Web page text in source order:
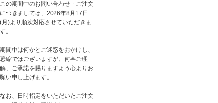
この期間中のお問い合わせ・ご注文
につきましては、2026年8月17日
(月)より順次対応させていただきま
す。
期間中は何かとご迷惑をおかけし、
恐縮ではございますが、何卒ご理
解、ご承諾を賜りますよう心よりお
願い申し上げます。
なお、日時指定をいただいたご注文